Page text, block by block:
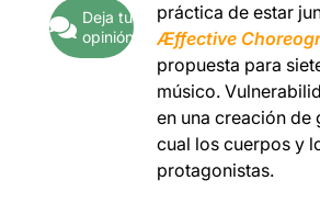
Deja tu
opinión
práctica de estar
Æffective
propuesta para
músico.
en una creación de
cual los cuerpos y
protagonistas.